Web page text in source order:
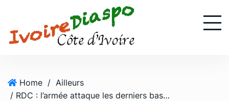
Home / Ailleurs
/ RDC : l’armée attaque les derniers bastions des rebelles du M23 dans le Nord-Kivu